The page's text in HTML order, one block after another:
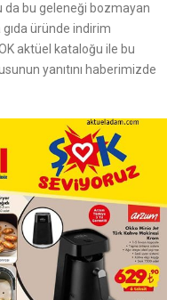
bu geleneği bozmayan
üründe indirim
aktüel kataloğu ile bu
yanıtını haberimizde